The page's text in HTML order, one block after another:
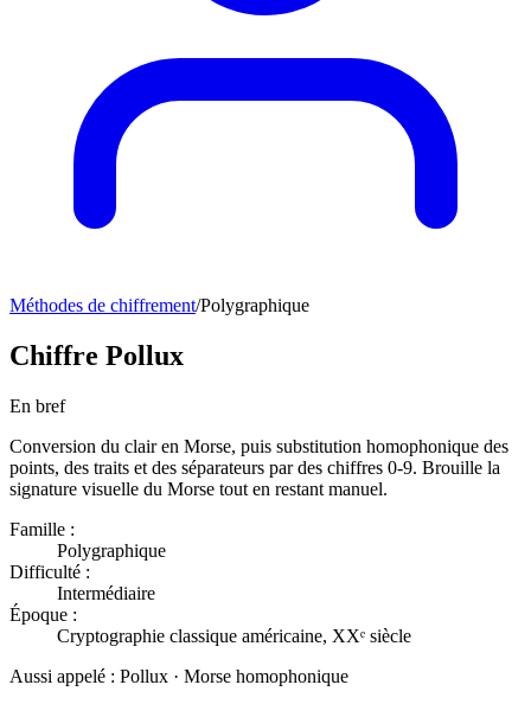
Méthodes de chiffrement/Polygraphique
Chiffre Pollux
En bref
Conversion du clair en Morse, puis substitution homophonique des
points, des traits et des séparateurs par des chiffres 0-9. Brouille la
signature visuelle du Morse tout en restant manuel.
Famille :
Polygraphique
Difficulté :
Intermédiaire
Époque :
Cryptographie classique américaine, XXᵉ siècle
Aussi appelé : Pollux · Morse homophonique